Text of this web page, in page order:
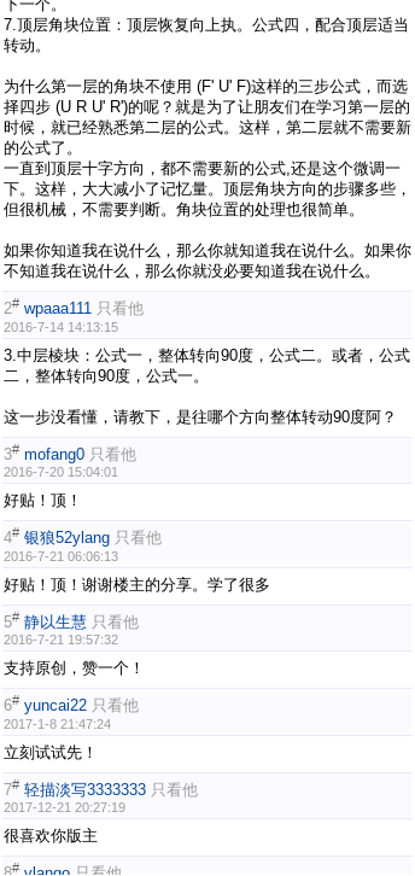
下一个。
7.顶层角块位置：顶层恢复向上执。公式四，配合顶层适当
转动。
为什么第一层的角块不使用 (F' U' F)这样的三步公式，而选
择四步 (U R U' R')的呢？就是为了让朋友们在学习第一层的
时候，就已经熟悉第二层的公式。这样，第二层就不需要新
的公式了。
一直到顶层十字方向，都不需要新的公式,还是这个微调一
下。这样，大大减小了记忆量。顶层角块方向的步骤多些，
但很机械，不需要判断。角块位置的处理也很简单。
如果你知道我在说什么，那么你就知道我在说什么。如果你
不知道我在说什么，那么你就没必要知道我在说什么。
2# wpaaa111 只看他
2016-7-14 14:13:15
3.中层棱块：公式一，整体转向90度，公式二。或者，公式
二，整体转向90度，公式一。
这一步没看懂，请教下，是往哪个方向整体转动90度阿？
3# mofang0 只看他
2016-7-20 15:04:01
好贴！顶！
4# 银狼52ylang 只看他
2016-7-21 06:06:13
好贴！顶！谢谢楼主的分享。学了很多
5# 静以生慧 只看他
2016-7-21 19:57:32
支持原创，赞一个！
6# yuncai22 只看他
2017-1-8 21:47:24
立刻试试先！
7# 轻描淡写3333333 只看他
2017-12-21 20:27:19
很喜欢你版主
#